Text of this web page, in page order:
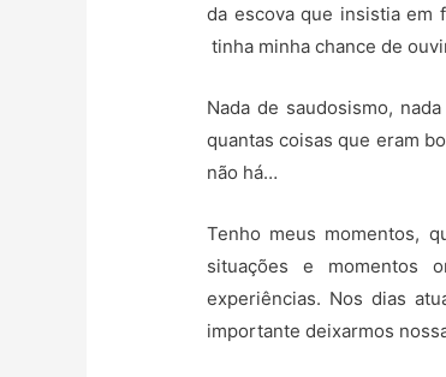
da escova que insistia em
tinha minha chance de
Nada de saudosismo,
quantas coisas que eram
não há…
Tenho meus momentos,
situações e momentos
experiências. Nos dias
importante deixarmos